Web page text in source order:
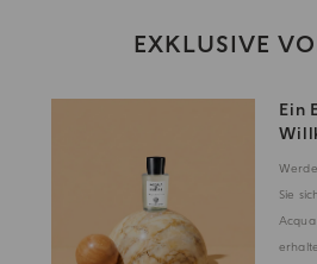
EXKLUSIVE
Ein
Sie